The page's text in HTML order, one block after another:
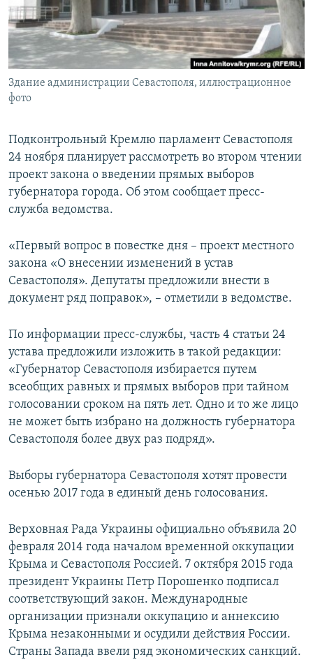
ПОБЕДИТЕЛЕЙ НЕ СУДЯТ?
КРЫМ.НЕПОКОРЕННЫЙ
ELIFBE
УКРАИНСКАЯ ПРОБЛЕМА КРЫМА
ПРИСОЕДИНЯЙТЕСЬ!
Здание администрации Севастополя, иллюстрационное
фото
Подконтрольный Кремлю парламент Севастополя
24 ноября планирует рассмотреть во втором чтении
проект закона о введении прямых выборов
губернатора города. Об этом сообщает пресс-
служба ведомства.
«Первый вопрос в повестке дня – проект местного
закона «О внесении изменений в устав
Севастополя». Депутаты предложили внести в
документ ряд поправок», – отметили в ведомстве.
По информации пресс-службы, часть 4 статьи 24
устава предложили изложить в такой редакции:
«Губернатор Севастополя избирается путем
всеобщих равных и прямых выборов при тайном
голосовании сроком на пять лет. Одно и то же лицо
не может быть избрано на должность губернатора
Севастополя более двух раз подряд».
Выборы губернатора Севастополя хотят провести
осенью 2017 года в единый день голосования.
Верховная Рада Украины официально объявила 20
февраля 2014 года началом временной оккупации
Крыма и Севастополя Россией. 7 октября 2015 года
президент Украины Петр Порошенко подписал
соответствующий закон. Международные
организации признали оккупацию и аннексию
Крыма незаконными и осудили действия России.
Страны Запада ввели ряд экономических санкций.